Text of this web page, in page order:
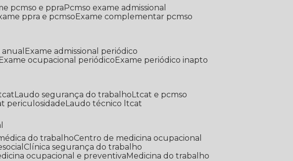
pcmso e ppra
Pcmso exame admissional
ppra e pcmso
Exame complementar pcmso
anual
Exame admissional periódico
Exame ocupacional periódico
Exame periódico inapto
Laudo segurança do trabalho Ltcat e pcmso
periculosidade Laudo técnico ltcat
médica do trabalho
Centro de medicina ocupacional
Clínica segurança do trabalho
ocupacional e preventiva
Medicina do trabalho